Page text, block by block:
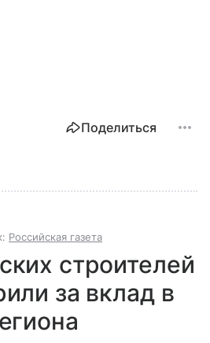
Поделиться
Российская газета
строителей
за вклад в